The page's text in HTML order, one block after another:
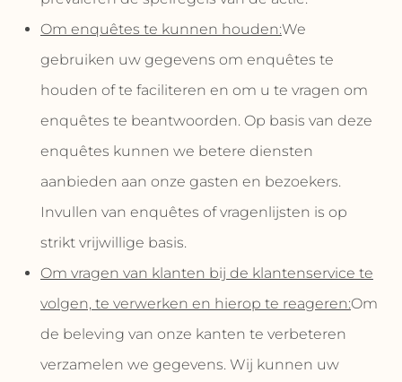
Om enquêtes te kunnen houden:We
gebruiken uw gegevens om enquêtes te
houden of te faciliteren en om u te vragen om
enquêtes te beantwoorden. Op basis van deze
enquêtes kunnen we betere diensten
aanbieden aan onze gasten en bezoekers.
Invullen van enquêtes of vragenlijsten is op
strikt vrijwillige basis.
Om vragen van klanten bij de klantenservice te
volgen, te verwerken en hierop te reageren:Om
de beleving van onze kanten te verbeteren
verzamelen we gegevens. Wij kunnen uw